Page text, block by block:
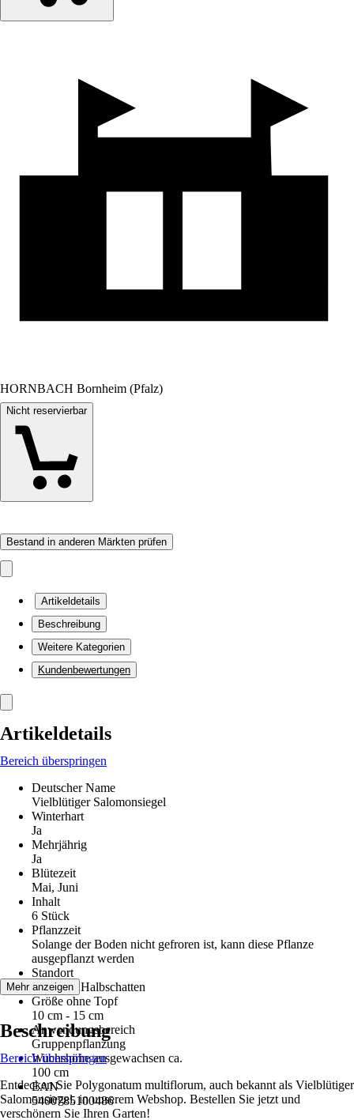
HORNBACH Bornheim (Pfalz)
Nicht reservierbar
Bestand in anderen Märkten prüfen
Artikeldetails
Beschreibung
Weitere Kategorien
Kundenbewertungen
Artikeldetails
Bereich überspringen
Deutscher Name
Vielblütiger Salomonsiegel
Winterhart
Ja
Mehrjährig
Ja
Blütezeit
Mai, Juni
Inhalt
6 Stück
Pflanzzeit
Solange der Boden nicht gefroren ist, kann diese Pflanze
ausgepflanzt werden
Standort
Schatten, Halbschatten
Größe ohne Topf
10 cm - 15 cm
Anwendungsbereich
Gruppenpflanzung
Wuchshöhe ausgewachsen ca.
100 cm
EAN
5400785100486
Mehr anzeigen
Beschreibung
Bereich überspringen
Entdecken Sie Polygonatum multiflorum, auch bekannt als Vielblütiger
Salomonsiegel, in unserem Webshop. Bestellen Sie jetzt und
verschönern Sie Ihren Garten!